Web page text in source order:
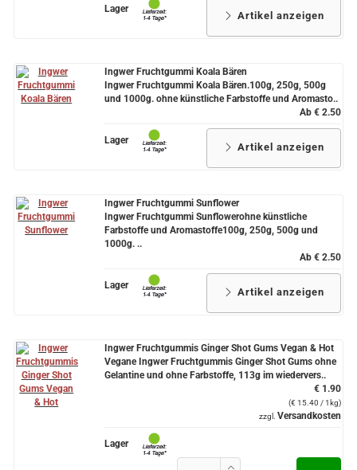
Lager
Artikel anzeigen
Ingwer Fruchtgummi Koala Bären
Ingwer Fruchtgummi Koala Bären.100g, 250g, 500g
und 1000g. ohne künstliche Farbstoffe und Aromasto..
Ab € 2.50
Lager
Artikel anzeigen
Ingwer Fruchtgummi Sunflower
Ingwer Fruchtgummi Sunflowerohne künstliche
Farbstoffe und Aromastoffe100g, 250g, 500g und
1000g. ..
Ab € 2.50
Lager
Artikel anzeigen
Ingwer Fruchtgummis Ginger Shot Gums Vegan & Hot
Vegane Ingwer Fruchtgummis Ginger Shot Gums ohne
Gelantine und ohne Farbstoffe, 113g im wiedervers..
€ 1.90
(€ 15.40 / 1kg)
zzgl. Versandkosten
Lager